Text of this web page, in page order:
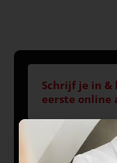
Schrijf je in &
eerste online
Volg ons